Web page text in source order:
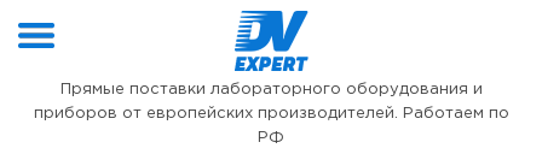
Прямые поставки лабораторного оборудования и
приборов от европейских производителей. Работаем по
РФ